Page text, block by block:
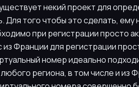
некий проект для
Для того чтобы это сделать,
при регистрации просто
Франции для регистрации
номер идеально
региона, в том числе и из